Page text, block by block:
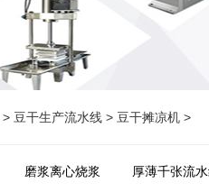
> 豆干生产流水线 > 豆干摊凉机 >
磨浆离心烧浆 厚薄千张流